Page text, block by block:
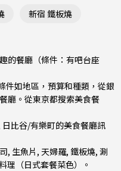
新宿 鐵板燒
的餐廳（條件：有吧台座
件如地區，預算和種類，從銀
廳。從東京都搜索美食餐
日比谷/有樂町的美食餐廳訊
, 生魚片 , 天婦羅, 鐵板燒, 涮
理（日式套餐菜色） 。